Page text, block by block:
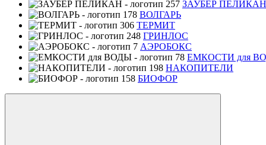
ЗАУБЕР ПЕЛИКАН
ВОЛГАРЬ
ТЕРМИТ
ГРИНЛОС
АЭРОБОКС
ЕМКОСТИ для
НАКОПИТЕЛИ
БИОФОР